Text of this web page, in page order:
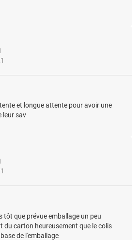
et longue attente pour avoir une
leur sav
tôt que prévue emballage un peu
du carton heureusement que le colis
de l'emballage